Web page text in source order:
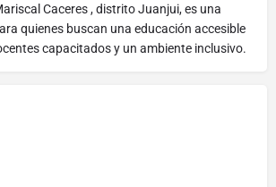
Caceres , distrito Juanjui, es una
quienes buscan una educación accesible
capacitados y un ambiente inclusivo.